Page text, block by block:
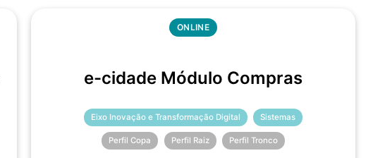
ONLINE
e-cidade Módulo Compras
Eixo Inovação e Transformação Digital Sistemas
Perfil Copa Perfil Raiz Perfil Tronco